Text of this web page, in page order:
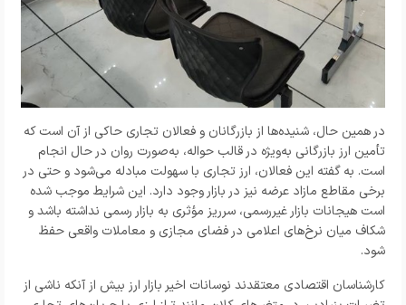
در همین حال، شنیده‌ها از بازرگانان و فعالان تجاری حاکی از آن است که
تأمین ارز بازرگانی به‌ویژه در قالب حواله، به‌صورت روان در حال انجام
است. به گفته این فعالان، ارز تجاری با سهولت مبادله می‌شود و حتی در
برخی مقاطع مازاد عرضه نیز در بازار وجود دارد. این شرایط موجب شده
است هیجانات بازار غیررسمی، سرریز مؤثری به بازار رسمی نداشته باشد و
شکاف میان نرخ‌های اعلامی در فضای مجازی و معاملات واقعی حفظ
شود.
کارشناسان اقتصادی معتقدند نوسانات اخیر بازار ارز بیش از آنکه ناشی از